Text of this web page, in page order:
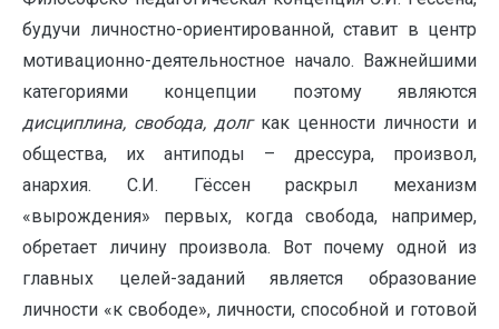
будучи личностно-ориентированной, ставит в центр
мотивационно-деятельностное начало. Важнейшими
категориями концепции поэтому являются
дисциплина, свобода, долг как ценности личности и
общества, их антиподы – дpeccуpa, произвол,
анархия. С.И. Гёссен раскрыл механизм
«вырождения» первых, когда свобода, например,
обретает личину произвола. Вот почему одной из
главных целей-заданий является образование
личности «к свободе», личности, способной и готовой